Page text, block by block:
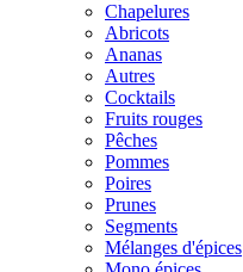
Chapelures
Abricots
Ananas
Autres
Cocktails
Fruits rouges
Pêches
Pommes
Poires
Prunes
Segments
Mélanges d'épices